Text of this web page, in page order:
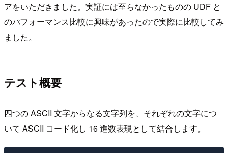
アをいただきました。実証には至らなかったものの UDF と
のパフォーマンス比較に興味があったので実際に比較してみ
ました。
テスト概要
四つの ASCII 文字からなる文字列を、それぞれの文字につ
いて ASCII コード化し 16 進数表現として結合します。